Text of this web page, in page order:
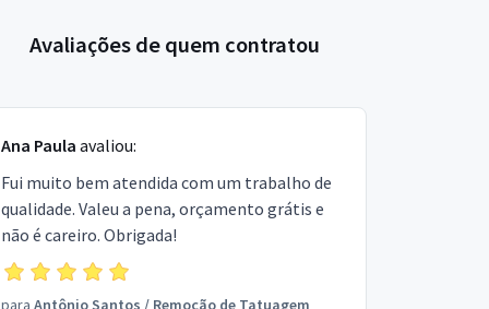
Avaliações de quem contratou
Ana Paula avaliou:
Fui muito bem atendida com um trabalho de
qualidade. Valeu a pena, orçamento grátis e
não é careiro. Obrigada!
para Antônio Santos / Remoção de Tatuagem